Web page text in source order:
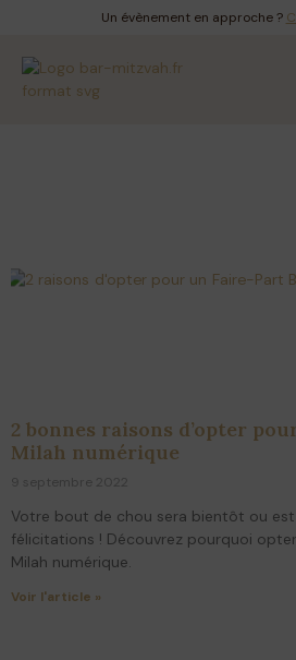
Un évènement en approche ?
Brit
2 bonnes raisons d’opter
Milah numérique
9 septembre 2022
Votre bout de chou sera bientôt ou
félicitations ! Découvrez pourquoi
Milah numérique.
Voir l'article »